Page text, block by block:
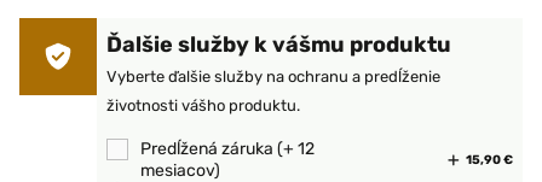
Ďalšie služby k vášmu produktu
Vyberte ďalšie služby na ochranu a predĺženie
životnosti vášho produktu.
Predĺžená záruka (+ 12
mesiacov)
15,90 €